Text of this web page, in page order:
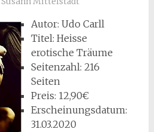
Autor: Udo Carll
Titel: Heisse
erotische Träume
Seitenzahl: 216
Seiten
Preis: 12,90€
Erscheinungsdatum:
31.03.2020